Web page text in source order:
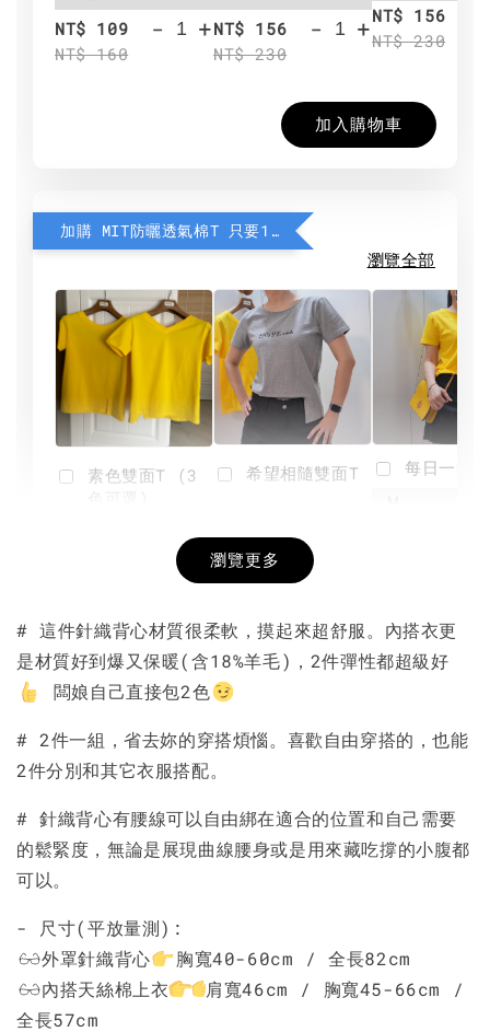
NT$ 109
NT$ 160
- +NT$ 156
NT$ 230
- +NT$ 156
NT$ 230
加入購物車
加購 MIT防曬透氣棉T 只要190元
瀏覽全部
素色雙面T (3
+
希望相隨雙面T
NT$ 190
-
每日一笑
加入購物車
瀏覽更多
# 這件針織背心材質很柔軟，摸起來超舒服。內搭衣更
是材質好到爆又保暖(含18%羊毛)，2件彈性都超級好
闆娘自己直接包2色
# 2件一組，省去妳的穿搭煩惱。喜歡自由穿搭的，也能
2件分別和其它衣服搭配。
# 針織背心有腰線可以自由綁在適合的位置和自己需要
的鬆緊度，無論是展現曲線腰身或是用來藏吃撐的小腹都
可以。
- 尺寸(平放量測):
外罩針織背心
胸寬40-60cm / 全長82cm
內搭天絲棉上衣
肩寬46cm / 胸寬45-66cm /
全長57cm